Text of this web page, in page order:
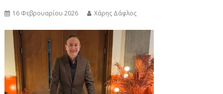
16 Φεβρουαρίου 2026 Χάρης Δάφλος